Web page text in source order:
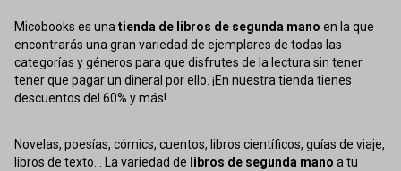
Micobooks es unatienda de libros de segunda mano en la que
encontrarás una gran variedad de ejemplares de todas las
categorías y géneros para que disfrutes de la lectura sin tener
tener que pagar un dineral por ello. ¡En nuestra tienda tienes
descuentos del 60% y más!
Novelas, poesías, cómics, cuentos, libros científicos, guías de viaje,
libros de texto... La variedad de libros de segunda mano a tu